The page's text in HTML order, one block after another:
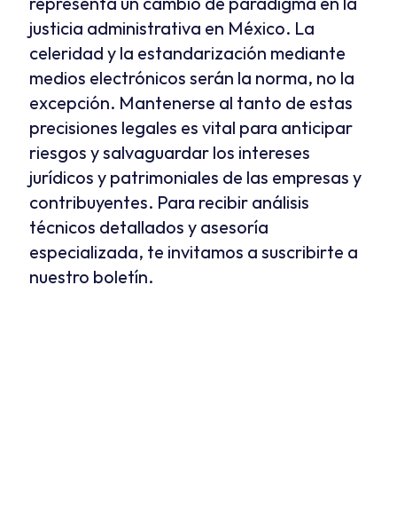
justicia administrativa en México. La
celeridad y la estandarización mediante
medios electrónicos serán la norma, no la
excepción. Mantenerse al tanto de estas
precisiones legales es vital para anticipar
riesgos y salvaguardar los intereses
jurídicos y patrimoniales de las empresas y
contribuyentes. Para recibir análisis
técnicos detallados y asesoría
especializada, te invitamos a suscribirte a
nuestro boletín.